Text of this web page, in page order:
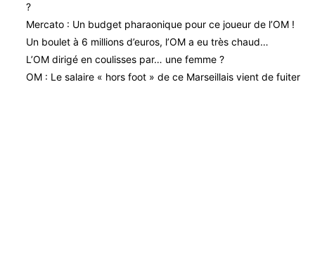
?
Mercato : Un budget pharaonique pour ce joueur de l’OM !
Un boulet à 6 millions d’euros, l’OM a eu très chaud…
L’OM dirigé en coulisses par… une femme ?
OM : Le salaire « hors foot » de ce Marseillais vient de fuiter